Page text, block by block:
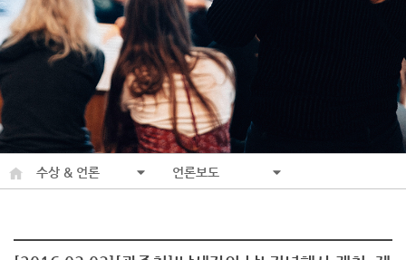
수상 & 언론 언론보도